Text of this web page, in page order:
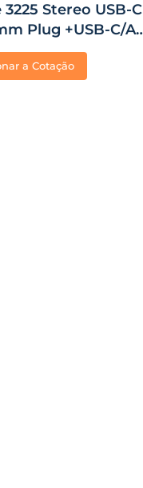
Stereo USB-C
Plug +USB-C/A
(Bulk)
a Cotação